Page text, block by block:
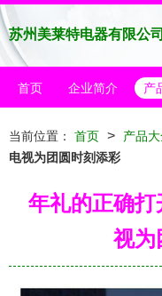
苏州美莱特电器有限公司
首页 企业简介 产
当前位置： 首页 > 产品
电视为团圆时刻添彩
年礼的正确
视为